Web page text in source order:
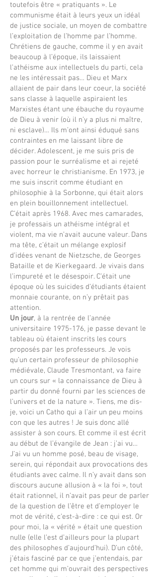
toutefois être « pratiquants ». Le
communisme était à leurs yeux un idéal
de justice sociale, un moyen de combattre
l’exploitation de l’homme par l’homme.
Chrétiens de gauche, comme il y en avait
beaucoup à l’époque, ils laissaient
l’athéisme aux intellectuels du parti, cela
ne les intéressait pas… Dieu et Marx
allaient de pair dans leur coeur, la société
sans classe à laquelle aspiraient les
Marxistes étant une ébauche du royaume
de Dieu à venir (où il n’y a plus ni maître,
ni esclave)… Ils m’ont ainsi éduqué sans
contraintes en me laissant libre de
décider. Adolescent, je me suis pris de
passion pour le surréalisme et ai rejeté
avec horreur le christianisme. En 1973, je
me suis inscrit comme étudiant en
philosophie à la Sorbonne, qui était alors
en plein bouillonnement intellectuel.
C’était après 1968. Avec mes camarades,
je professais un athéisme intégral et
violent, ma vie n’avait aucune valeur. Dans
ma tête, c’était un mélange explosif
d’idées venant de Nietzsche, de Georges
Bataille et de Kierkegaard. Je vivais dans
l’impureté et le désespoir. C’était une
époque où les suicides d’étudiants étaient
monnaie courante, on n’y prêtait pas
attention.
Un jour, à la rentrée de l’année
universitaire 1975-176, je passe devant le
tableau où étaient inscrits les cours
proposés par les professeurs. Je vois
qu’un certain professeur de philosophie
médiévale, Claude Tresmontant, va faire
un cours sur « la connaissance de Dieu à
partir du donné fourni par les sciences de
l’univers et de la nature ». Tiens, me dis-
je, voici un Catho qui a l’air un peu moins
con que les autres ! Je suis donc allé
assister à son cours. Et comme il est écrit
au début de l’évangile de Jean : j’ai vu…
J’ai vu un homme posé, beau de visage,
serein, qui répondait aux provocations des
étudiants avec calme. Il n’y avait dans son
discours aucune allusion à « la foi », tout
était rationnel, il n’avait pas peur de parler
de la question de l’être et d’employer le
mot de vérité, c’est-à-dire : ce qui est. Or
pour moi, la « vérité » était une question
nulle (elle l’est d’ailleurs pour la plupart
des philosophes d’aujourd’hui). D’un côté,
j’étais fasciné par ce que j’entendais, par
cet homme qui m’ouvrait des perspectives